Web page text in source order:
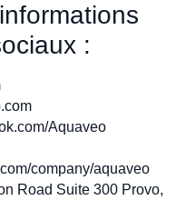
:
Aquaveo
company/aquaveo
Road Suite 300 Provo,